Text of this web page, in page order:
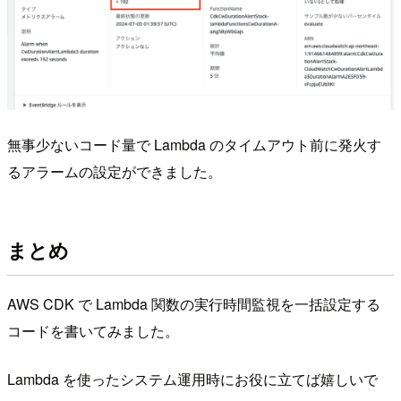
無事少ないコード量で Lambda のタイムアウト前に発火す
るアラームの設定ができました。
まとめ
AWS CDK で Lambda 関数の実行時間監視を一括設定する
コードを書いてみました。
Lambda を使ったシステム運用時にお役に立てば嬉しいで